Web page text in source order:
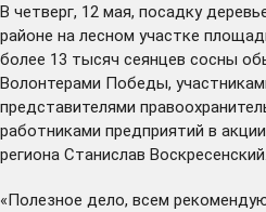
В четверг, 12 мая, посадку
районе на лесном участке
более 13 тысяч сеянцев сосны
Волонтерами Победы,
представителями
работниками предприятий в
региона Станислав Воскресенский.
«Полезное дело, всем